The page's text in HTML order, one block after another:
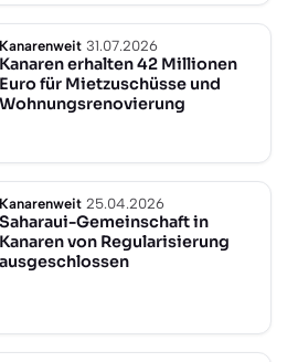
Kanarenweit 31.07.2026
Kanaren erhalten 42 Millionen
Euro für Mietzuschüsse und
Wohnungsrenovierung
Kanarenweit 25.04.2026
Saharaui-Gemeinschaft in
Kanaren von Regularisierung
ausgeschlossen